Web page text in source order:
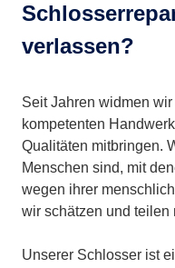
verlassen?
Seit Jahren widmen
kompetenten
Qualitäten mitbringen.
Menschen sind, mit
wegen ihrer
wir schätzen und teilen
Unserer Schlosser ist